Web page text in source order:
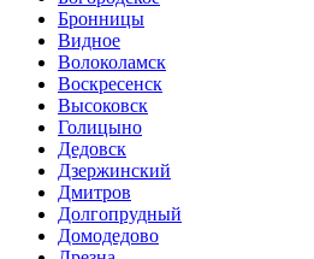
Бронницы
Видное
Волоколамск
Воскресенск
Высоковск
Голицыно
Дедовск
Дзержинский
Дмитров
Долгопрудный
Домодедово